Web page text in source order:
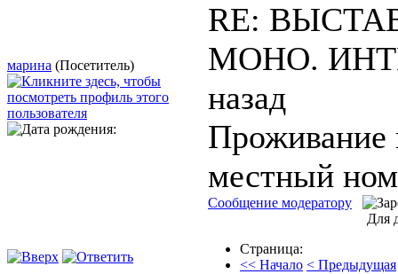
марина (Посетитель)
RE:
МОНО.
назад
Проживание
местный
Сообщение модератору
Для
Страница:
<< Начало < Предыдущая